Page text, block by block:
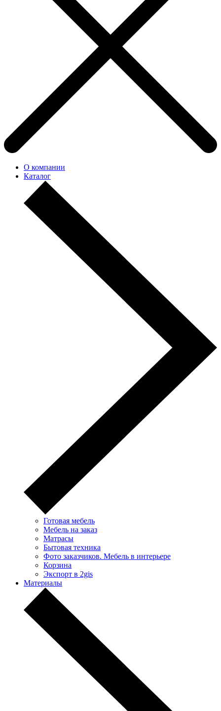
О компании
Каталог
Готовая мебель
Мебель на заказ
Матрасы
Бытовая техника
Фото заказчиков. Мебель в интерьере
Корзина
Экспорт в 2gis
Материалы